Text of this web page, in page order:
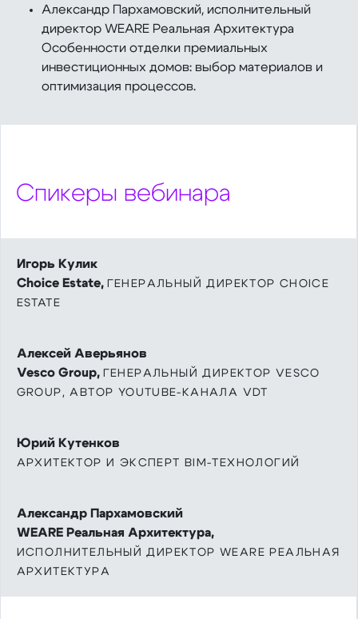
Александр Пархамовский, исполнительный
директор WEARE Реальная Архитектура
Особенности отделки премиальных
инвестиционных домов: выбор материалов и
оптимизация процессов.
Спикеры вебинара
Игорь Кулик
Choice Estate, ГЕНЕРАЛЬНЫЙ ДИРЕКТОР CHOICE
ESTATE
Алексей Аверьянов
Vesco Group, ГЕНЕРАЛЬНЫЙ ДИРЕКТОР VESCO
GROUP, АВТОР YOUTUBE-КАНАЛА VDT
Юрий Кутенков
АРХИТЕКТОР И ЭКСПЕРТ BIM-ТЕХНОЛОГИЙ
Александр Пархамовский
WEARE Реальная Архитектура,
ИСПОЛНИТЕЛЬНЫЙ ДИРЕКТОР WEARE РЕАЛЬНАЯ
АРХИТЕКТУРА